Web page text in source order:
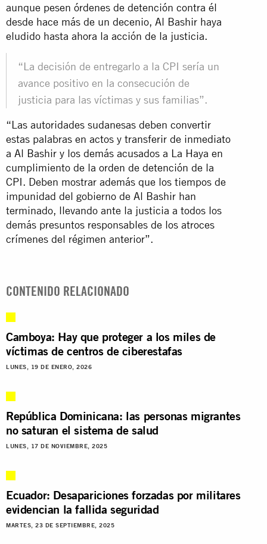
aunque pesen órdenes de detención contra él
desde hace más de un decenio, Al Bashir haya
eludido hasta ahora la acción de la justicia.
“La decisión de entregarlo a la CPI sería un
avance positivo en la consecución de
justicia para las víctimas y sus familias”.
“Las autoridades sudanesas deben convertir
estas palabras en actos y transferir de inmediato
a Al Bashir y los demás acusados a La Haya en
cumplimiento de la orden de detención de la
CPI. Deben mostrar además que los tiempos de
impunidad del gobierno de Al Bashir han
terminado, llevando ante la justicia a todos los
demás presuntos responsables de los atroces
crímenes del régimen anterior”.
CONTENIDO RELACIONADO
Camboya: Hay que proteger a los miles de
víctimas de centros de ciberestafas
LUNES, 19 DE ENERO, 2026
República Dominicana: las personas migrantes
no saturan el sistema de salud
LUNES, 17 DE NOVIEMBRE, 2025
Ecuador: Desapariciones forzadas por militares
evidencian la fallida seguridad
MARTES, 23 DE SEPTIEMBRE, 2025